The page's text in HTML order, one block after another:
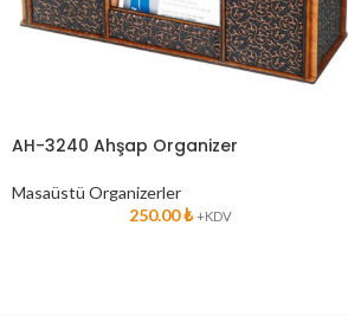
AH-3240 Ahşap Organizer
Masaüstü Organizerler
250.00₺ +KDV